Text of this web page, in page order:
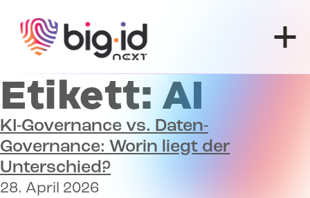
Etikett: AI
KI-Governance vs. Daten-
Governance: Worin liegt der
Unterschied?
28. April 2026